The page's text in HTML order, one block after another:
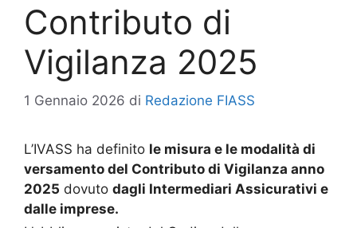
Contributo di
Vigilanza 2025
1 Gennaio 2026 di Redazione FIASS
L’IVASS ha definito le misura e le modalità di
versamento del Contributo di Vigilanza anno
2025 dovuto dagli Intermediari Assicurativi e
dalle imprese.